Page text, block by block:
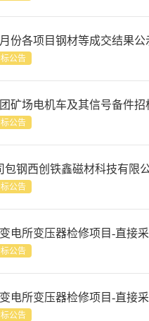
份各项目钢材等成交结果公
公告
矿场电机车及其信号备件
公告
包钢西创铁鑫磁材科技有限
公告
电所变压器检修项目-直接
公告
电所变压器检修项目-直接
公告